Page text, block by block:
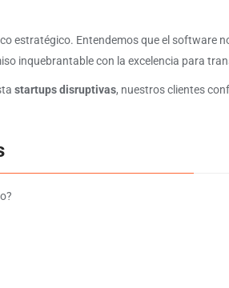
estratégico. Entendemos que el software
inquebrantable con la excelencia para
startups disruptivas, nuestros clientes